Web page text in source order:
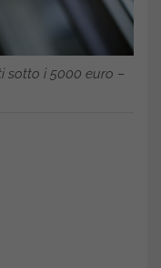
sotto i 5000 euro –